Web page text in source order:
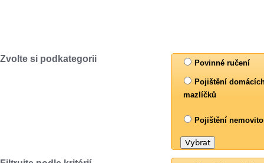
Zvolte si podkategorii Povinné ručení
Pojištění
mazlíčků
Pojištění